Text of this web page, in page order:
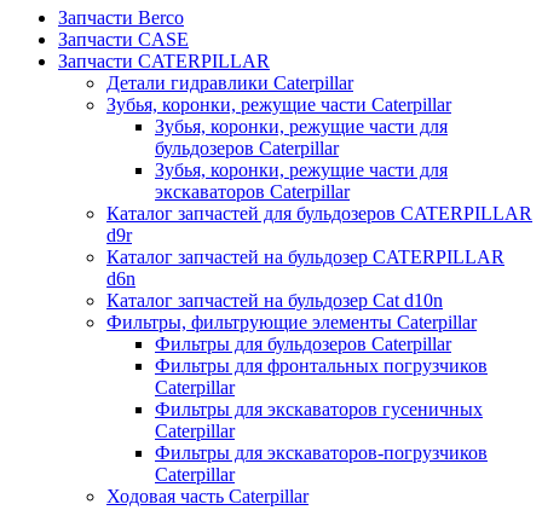
Запчасти Berco
Запчасти CASE
Запчасти CATERPILLAR
Детали гидравлики Caterpillar
Зубья, коронки, режущие части Caterpillar
Зубья, коронки, режущие части для
бульдозеров Caterpillar
Зубья, коронки, режущие части для
экскаваторов Caterpillar
Каталог запчастей для бульдозеров CATERPILLAR
d9r
Каталог запчастей на бульдозер CATERPILLAR
d6n
Каталог запчастей на бульдозер Сat d10n
Фильтры, фильтрующие элементы Caterpillar
Фильтры для бульдозеров Caterpillar
Фильтры для фронтальных погрузчиков
Caterpillar
Фильтры для экскаваторов гусеничных
Caterpillar
Фильтры для экскаваторов-погрузчиков
Caterpillar
Ходовая часть Caterpillar